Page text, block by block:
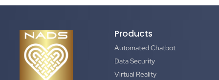
Products
Automated Chatbot
Data Security
Virtual Reality